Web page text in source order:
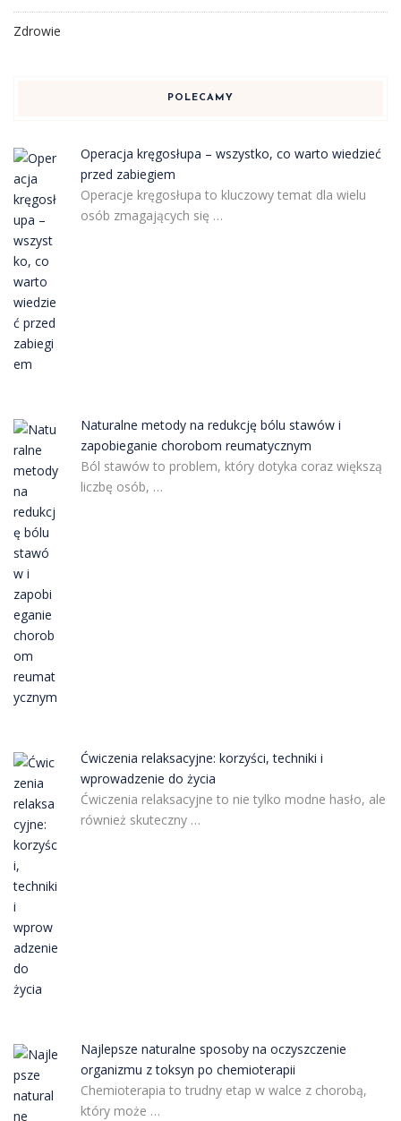
Zdrowie
POLECAMY
Operacja kręgosłupa – wszystko, co warto wiedzieć
przed zabiegiem
Operacje kręgosłupa to kluczowy temat dla wielu
osób zmagających się …
Naturalne metody na redukcję bólu stawów i
zapobieganie chorobom reumatycznym
Ból stawów to problem, który dotyka coraz większą
liczbę osób, …
Ćwiczenia relaksacyjne: korzyści, techniki i
wprowadzenie do życia
Ćwiczenia relaksacyjne to nie tylko modne hasło, ale
również skuteczny …
Najlepsze naturalne sposoby na oczyszczenie
organizmu z toksyn po chemioterapii
Chemioterapia to trudny etap w walce z chorobą,
który może …